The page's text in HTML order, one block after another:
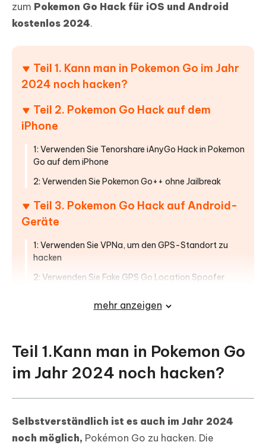
zum Pokemon Go Hack für iOS und Android
kostenlos 2024.
Teil 1. Kann man in Pokemon Go im Jahr
2024 noch hacken?
Teil 2. Pokemon Go Hack auf dem
iPhone
1: Verwenden Sie Tenorshare iAnyGo Hack in Pokemon
Go auf dem iPhone
2: Verwenden Sie Pokemon Go++ ohne Jailbreak
Teil 3. Pokemon Go Hack auf Android-
Geräte
1: Verwenden Sie VPNa, um den GPS-Standort zu
hacken
2: Verwenden Sie Fake GPS Go Location Spoofer
3: Holen Sie sich den kostenlosen Pokemon Go-Hack
Teil 4.Risiken beim Pokémon Go Hack
mehr anzeigen
Teil 1.Kann man in Pokemon Go
im Jahr 2024 noch hacken?
Selbstverständlich ist es auch im Jahr 2024
noch möglich, Pokémon Go zu hacken. Die